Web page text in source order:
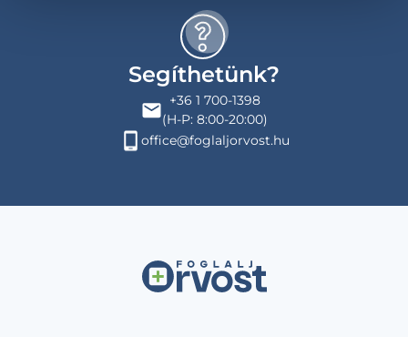
Segíthetünk?
+36 1 700-1398
(H-P: 8:00-20:00)
office@foglaljorvost.hu